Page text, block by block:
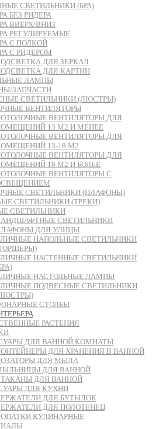
СВЕТИЛЬНИКИ (БРА)
БЕЗ РИДЕРА
ВВЕРХ/ВНИЗ
РЕГУЛИРУЕМЫЕ
С ПОЛКОЙ
С РИДЕРОМ
ДЛЯ ЗЕРКАЛ
ДЛЯ КАРТИН
ЛАМПЫ
ЗАПЧАСТИ
СВЕТИЛЬНИКИ (ЛЮСТРЫ)
ВЕНТИЛЯТОРЫ
ВЕНТИЛЯТОРЫ ДЛЯ
13 М2 И МЕНЕЕ
ВЕНТИЛЯТОРЫ ДЛЯ
13-18 М2
ВЕНТИЛЯТОРЫ ДЛЯ
18 М2 И БОЛЕЕ
ВЕНТИЛЯТОРЫ С
СВЕТИЛЬНИКИ (ПЛАФОНЫ)
СВЕТИЛЬНИКИ (ТРЕКИ)
СВЕТИЛЬНИКИ
СВЕТИЛЬНИКИ
ДЛЯ УЛИЦЫ
НАПОЛЬНЫЕ СВЕТИЛЬНИКИ
НАСТЕННЫЕ СВЕТИЛЬНИКИ
НАСТОЛЬНЫЕ ЛАМПЫ
ПОДВЕСНЫЕ СВЕТИЛЬНИКИ
СТОЛБЫ
РАСТЕНИЯ
ДЛЯ ВАННОЙ КОМНАТЫ
ДЛЯ ХРАНЕНИЯ В ВАННОЙ
ДЛЯ МЫЛА
ДЛЯ ВАННОЙ
ДЛЯ ВАННОЙ
ДЛЯ КУХНИ
ДЛЯ БУТЫЛОК
ДЛЯ ПОЛОТЕНЕЦ
КУЛИНАРНЫЕ